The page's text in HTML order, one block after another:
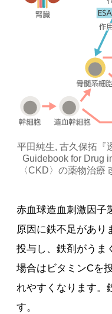
平田純生, 古久保拓『
Guidebook for Drug
〈CKD〉の薬物治
赤血球造血刺激因子
原因に鉄不足があり
投与し、鉄剤がうま
場合はビタミンCを
れやすくなります。
す。